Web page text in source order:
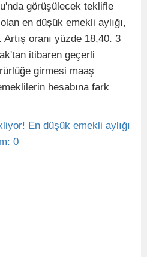
görüşülecek teklifle
en düşük emekli aylığı,
oranı yüzde 18,40. 3
itibaren geçerli
girmesi maaş
hesabına fark